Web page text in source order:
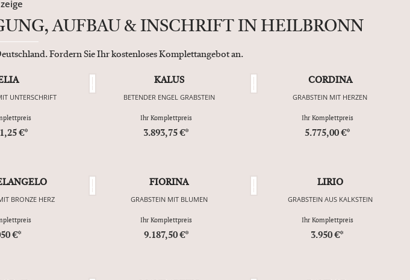
AUFBAU & INSCHRIFT IN HEILBRONN
Fordern Sie Ihr kostenloses Komplettangebot an.
UNTERSCHRIFT
€*
KALUS
BETENDER ENGEL GRABSTEIN
Ihr Komplettpreis
3.893,75 €*
CORDINA
GRABSTEIN MIT HERZEN
Ihr Komplettpreis
5.775,00 €*
BRONZE HERZ
€*
FIORINA
GRABSTEIN MIT BLUMEN
Ihr Komplettpreis
9.187,50 €*
LIRIO
GRABSTEIN AUS KALKSTEIN
Ihr Komplettpreis
3.950 €*